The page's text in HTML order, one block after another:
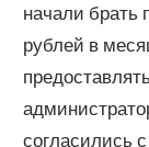
начали брать
рублей в
согласились